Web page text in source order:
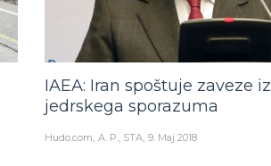
IAEA: Iran spoštuje zaveze iz
jedrskega sporazuma
Hudo.com A. P., STA 9. Maj 2018